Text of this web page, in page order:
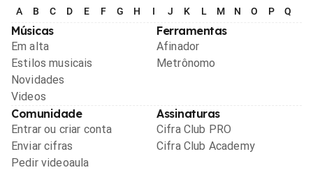
A B C D E F G H I J K L M N O P Q
Músicas
Em alta
Estilos musicais
Novidades
Videos
Ferramentas
Afinador
Metrônomo
Comunidade
Entrar ou criar conta
Enviar cifras
Pedir videoaula
Assinaturas
Cifra Club PRO
Cifra Club Academy